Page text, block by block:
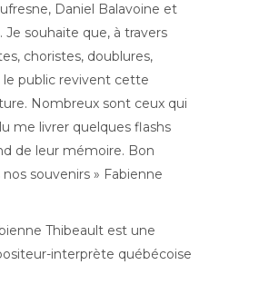
Daniel Balavoine et
Je souhaite que, à travers
choristes, doublures,
le public revivent cette
Nombreux sont ceux qui
me livrer quelques flashs
de leur mémoire. Bon
souvenirs » Fabienne
Thibeault est une
interprète québécoise